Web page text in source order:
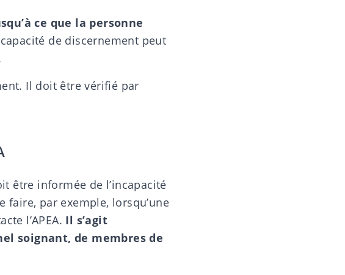
ce que la personne
de discernement peut
Il doit être vérifié par
être informée de l’incapacité
faire, par exemple, lorsqu’une
l’APEA. Il s’agit
soignant, de membres de